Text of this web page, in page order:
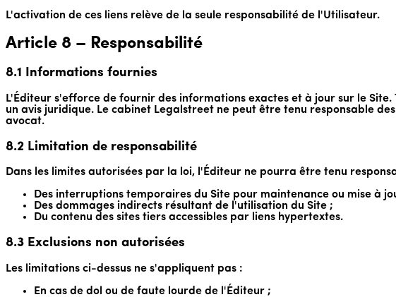
L'activation de ces liens relève de la seule responsabilité de l'Utilisateur.
Article 8 – Responsabilité
8.1 Informations fournies
L'Éditeur s'efforce de fournir des informations exactes et à jour sur le
un avis juridique. Le cabinet Legalstreet ne peut être tenu responsable
avocat.
8.2 Limitation de responsabilité
Dans les limites autorisées par la loi, l'Éditeur ne pourra être tenu
Des interruptions temporaires du Site pour maintenance ou mise à
Des dommages indirects résultant de l'utilisation du Site ;
Du contenu des sites tiers accessibles par liens hypertextes.
8.3 Exclusions non autorisées
Les limitations ci-dessus ne s'appliquent pas :
En cas de dol ou de faute lourde de l'Éditeur ;